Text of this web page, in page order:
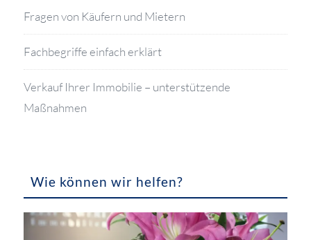
Fragen von Käufern und Mietern
Fachbegriffe einfach erklärt
Verkauf Ihrer Immobilie – unterstützende
Maßnahmen
Wie können wir helfen?